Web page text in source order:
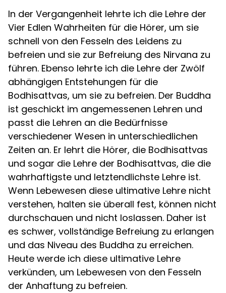
In der Vergangenheit lehrte ich die Lehre der
Vier Edlen Wahrheiten für die Hörer, um sie
schnell von den Fesseln des Leidens zu
befreien und sie zur Befreiung des Nirvana zu
führen. Ebenso lehrte ich die Lehre der Zwölf
abhängigen Entstehungen für die
Bodhisattvas, um sie zu befreien. Der Buddha
ist geschickt im angemessenen Lehren und
passt die Lehren an die Bedürfnisse
verschiedener Wesen in unterschiedlichen
Zeiten an. Er lehrt die Hörer, die Bodhisattvas
und sogar die Lehre der Bodhisattvas, die die
wahrhaftigste und letztendlichste Lehre ist.
Wenn Lebewesen diese ultimative Lehre nicht
verstehen, halten sie überall fest, können nicht
durchschauen und nicht loslassen. Daher ist
es schwer, vollständige Befreiung zu erlangen
und das Niveau des Buddha zu erreichen.
Heute werde ich diese ultimative Lehre
verkünden, um Lebewesen von den Fesseln
der Anhaftung zu befreien.